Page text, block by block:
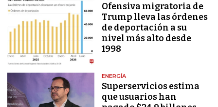
Ofensiva migratoria de
Trump lleva las órdenes
de deportación a su
nivel más alto desde
1998
ENERGÍA
Superservicios estima
que usuarios han